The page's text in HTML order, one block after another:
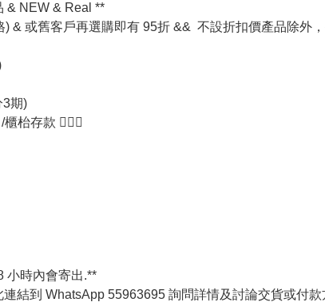
& NEW & Real **
) & 或舊客戶再選購即有 95折 && 不設折扣價產品除外
3期)
枱存款 💁🏼‍♀
小時內會寄出.**
連結到 WhatsApp 55963695 詢問詳情及討論交貨或付款